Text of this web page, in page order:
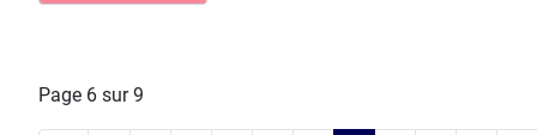
Page 6 sur 9